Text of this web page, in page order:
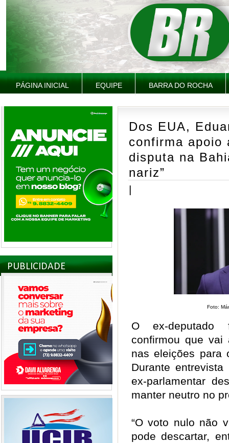
PÁGINA INICIAL EQUIPE BARRA DO ROCHA
PUBLICIDADE
Dos EUA,
confirma apoio
disputa na
nariz”
|
Foto:
O ex-deputado
confirmou que vai
nas eleições para
Durante
ex-parlamentar
manter neutro
“O voto nulo não
pode descartar,